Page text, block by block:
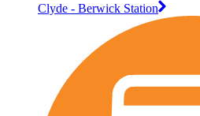
Clyde - Berwick Station